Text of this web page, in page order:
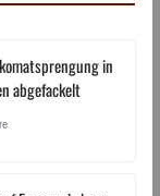
in
abgefackelt